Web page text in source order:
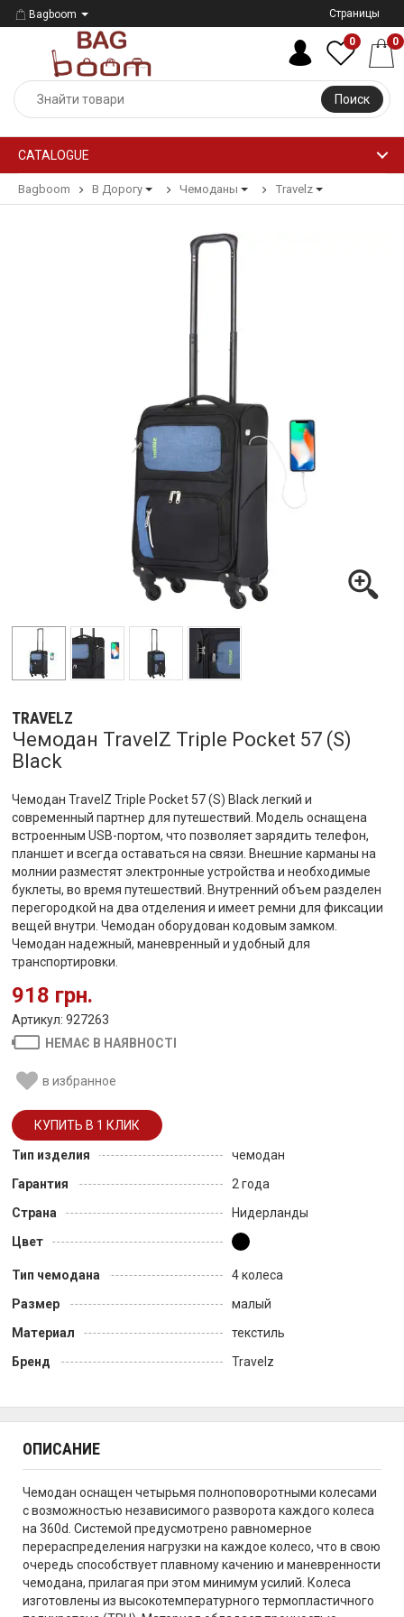
Bagboom Страницы
Поиск
0 0
CATALOGUE
Bagboom В Дорогу Чемоданы Travelz
TRAVELZ
Чемодан TravelZ Triple Pocket 57 (S)
Black
Чемодан TravelZ Triple Pocket 57 (S) Black легкий и
современный партнер для путешествий. Модель оснащена
встроенным USB-портом, что позволяет зарядить телефон,
планшет и всегда оставаться на связи. Внешние карманы на
молнии разместят электронные устройства и необходимые
буклеты, во время путешествий. Внутренний объем разделен
перегородкой на два отделения и имеет ремни для фиксации
вещей внутри. Чемодан оборудован кодовым замком.
Чемодан надежный, маневренный и удобный для
транспортировки.
918 грн.
Артикул: 927263
НЕМАЄ В НАЯВНОСТІ
в избранное
Тип изделия
чемодан
Гарантия
2 года
Страна
Нидерланды
Цвет
Тип чемодана
4 колеса
Размер
малый
Материал
текстиль
Бренд
Travelz
ОПИСАНИЕ
Чемодан оснащен четырьмя полноповоротными колесами
с возможностью независимого разворота каждого колеса
на 360d. Системой предусмотрено равномерное
перераспределения нагрузки на каждое колесо, что в свою
очередь способствует плавному качению и маневренности
чемодана, прилагая при этом минимум усилий. Колеса
изготовлены из высокотемпературного термопластичного